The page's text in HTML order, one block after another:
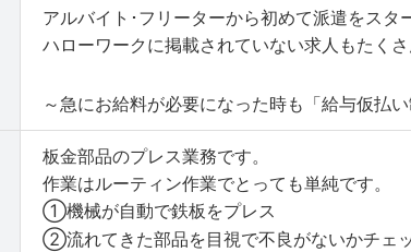
アルバイト･フリーターから初めて派遣をスタ
ハローワークに掲載されていない求人もたく
～急にお給料が必要になった時も「給与仮払
板金部品のプレス業務です。
作業はルーティン作業でとっても単純です。
①機械が自動で鉄板をプレス
②流れてきた部品を目視で不良がないかチェ